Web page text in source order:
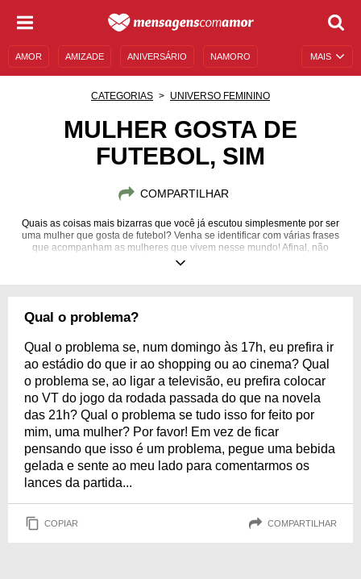
MAIS
AMOR AMIZADE ANIVERSÁRIO NAMORO
MENSAGENS E FRASES MENSAGENS DE ANIVERSÁRIO
CATEGORIAS UNIVERSO FEMININO
MULHER GOSTA DE
FUTEBOL, SIM
COMPARTILHAR
Quais as coisas mais bizarras que você já escutou simplesmente por ser
uma mulher que gosta de futebol? Venha se identificar com várias frases
que acompanham as mulheres que vivem nesse mundo! Afinal, não
existem regras para as preferências pessoas de cada pessoa, seja homem
Qual o problema?
Qual o problema se, num domingo às 17h, eu prefira ir
ao estádio do que ir ao shopping ou ao cinema? Qual
o problema se, ao ligar a televisão, eu prefira colocar
no VT do jogo da rodada passada do que na novela
das 21h? Qual o problema se tudo isso for feito por
mim, uma mulher? Por favor! Em vez de ficar
pensando que isso é um problema, pegue uma bebida
gelada e sente ao meu lado para comentarmos os
lances da partida...
COPIAR COMPARTILHAR